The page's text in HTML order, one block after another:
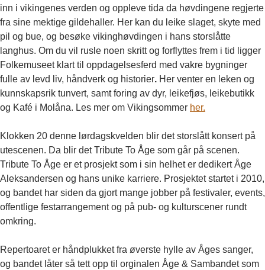
inn i vikingenes verden og oppleve tida da høvdingene regjerte
fra sine mektige gildehaller. Her kan du leike slaget, skyte med
pil og bue, og besøke vikinghøvdingen i hans storslåtte
langhus. Om du vil rusle noen skritt og forflyttes frem i tid ligger
Folkemuseet klart til oppdagelsesferd med vakre bygninger
fulle av levd liv, håndverk og historier. Her venter en leken og
kunnskapsrik tunvert, samt foring av dyr, leikefjøs, leikebutikk
og Kafé i Molåna. Les mer om Vikingsommer her.
Klokken 20 denne lørdagskvelden blir det storslått konsert på
utescenen. Da blir det Tribute To Åge som går på scenen.
Tribute To Åge er et prosjekt som i sin helhet er dedikert Åge
Aleksandersen og hans unike karriere. Prosjektet startet i 2010,
og bandet har siden da gjort mange jobber på festivaler, events,
offentlige festarrangement og på pub- og kulturscener rundt
omkring.
Repertoaret er håndplukket fra øverste hylle av Åges sanger,
og bandet låter så tett opp til orginalen Åge & Sambandet som